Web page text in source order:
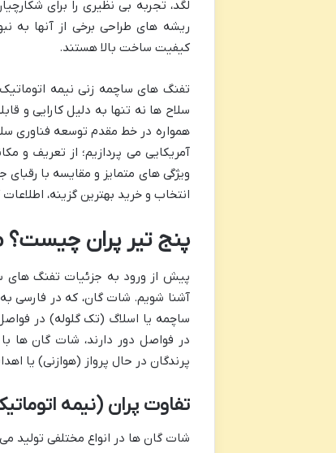
لگد، تجربه بی نظیری را برای
ریشه های طراحی برخی از آنها به
کیفیت ساخت بالا هستند.
تفنگ های ساچمه زنی نیمه اتوماتیک
سلاح ها نه تنها به دلیل کارایی و
همواره در خط مقدم توسعه فناوری
آمریکایی می پردازیم؛ از تعریف و
ویژگی های متمایز و مقایسه با
انتخاب و خرید بهترین گزینه،
پنج تیر پران چیست؟
پیش از ورود به جزئیات تفنگ های
آشنا شویم. شات گان، که در فارسی
ساچمه یا اسلاگ (تک گلوله) در
در فواصل دور دارند، شات گان
پرندگان در حال پرواز (هوازنی) یا
تفاوت پران (نیمه
شات گان ها در انواع مختلفی تولید